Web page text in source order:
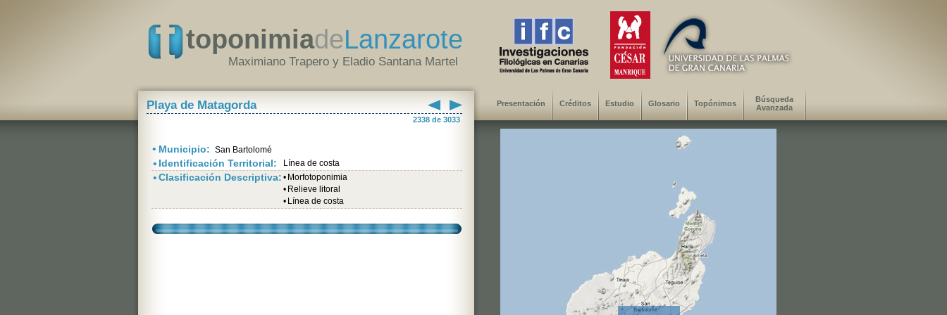
toponimiadeLanzarote
Maximiano Trapero y Eladio Santana Martel
Playa de Matagorda
2338 de 3033
• Municipio: San Bartolomé
• Identificación Territorial: Línea de costa
•Clasificación Descriptiva: • Morfotoponimia
• Relieve litoral
• Línea de costa
Presentación Créditos Estudio Glosario Topónimos
Búsqueda
Avanzada